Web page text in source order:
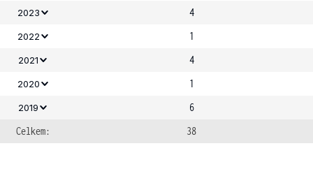
2023 4
2022 1
2021 4
2020 1
2019
6
Celkem:
38